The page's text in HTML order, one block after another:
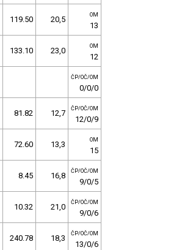
119.50 20,5 OM
13
133.10 23,0 OM
12
ČP/OČ/OM
0/0/0
81.82 12,7 ČP/OČ/OM
12/0/9
72.60 13,3 OM
15
8.45 16,8 ČP/OČ/OM
9/0/5
10.32 21,0 ČP/OČ/OM
9/0/6
240.78 18,3 ČP/OČ/OM
13/0/6